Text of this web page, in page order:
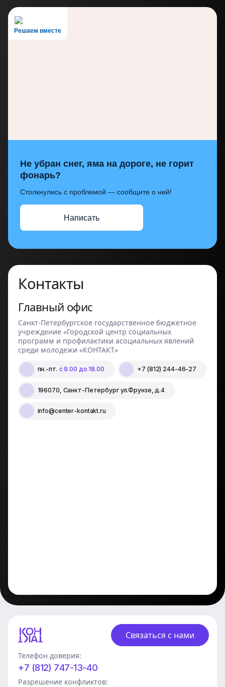
Решаем вместе
Не убран снег, яма на дороге, не горит
фонарь?
Столкнулись с проблемой — сообщите о ней!
Написать
Контакты
Главный офис
Санкт-Петербургское государственное бюджетное
учреждение «Городской центр социальных
программ и профилактики асоциальных явлений
среди молодежи «КОНТАКТ»
пн.-пт. с 9.00 до 18.00 +7 (812) 244-46-27
196070, Санкт-Петербург ул.Фрунзе, д.4
info@center-kontakt.ru
Связаться с нами
Телефон доверия:
+7 (812) 747-13-40
Разрешение конфликтов: